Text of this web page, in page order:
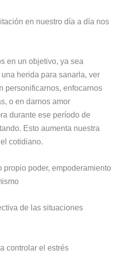
en nuestro día a día nos
en un objetivo, ya sea
herida para sanarla, ver
personificarnos, enfocarnos
o en darnos amor
durante ese período de
Esto aumenta nuestra
cotidiano.
propio poder, empoderamiento
de las situaciones
controlar el estrés